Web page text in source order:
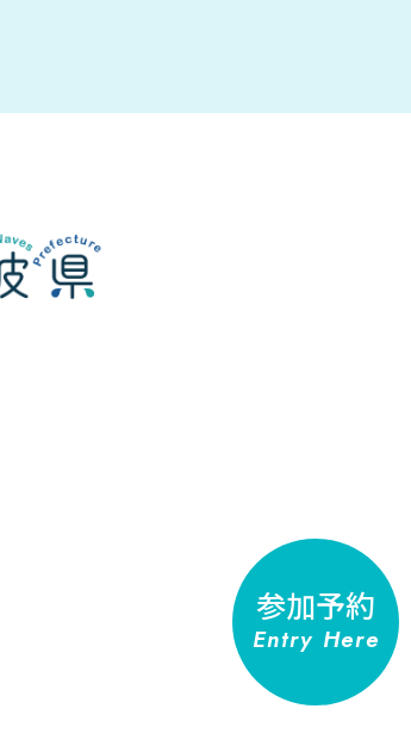
参加予約
Entry Here